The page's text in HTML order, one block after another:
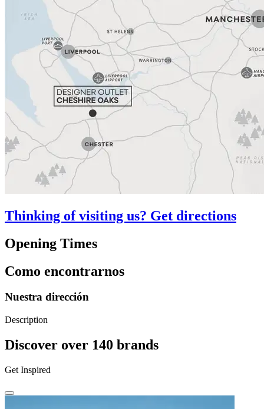
Thinking of visiting us? Get directions
Opening Times
Como encontrarnos
Nuestra dirección
Description
Discover over 140 brands
Get Inspired